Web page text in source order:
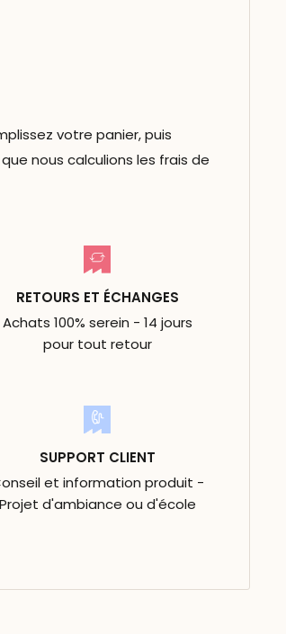
votre panier, puis
nous calculions les frais de
RETOURS ET ÉCHANGES
Achats 100% serein - 14 jours
pour tout retour
SUPPORT CLIENT
et information produit -
Projet d'ambiance ou d'école